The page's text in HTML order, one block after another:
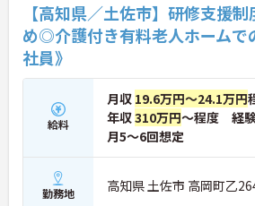
【高知県／土佐市】研修支援
め◎介護付き有料老人ホームで
社員》
給料
月収 19.6万円～24.1万円
年収310万円～程度 経
月5～6回想定
勤務地 高知県 土佐市 高岡町乙